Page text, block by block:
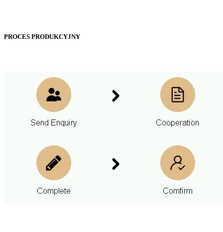
PROCES PRODUKCYJNY